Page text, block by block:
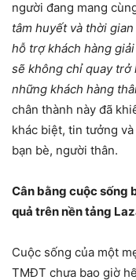
người đang mang
tâm huyết và thời
hỗ trợ khách hàng
sẽ không chỉ quay trở
những khách hàng
chân thành này đã
khác biệt, tin tưởng
bạn bè, người thân.
Cân bằng cuộc sống
quả trên nền tảng
Cuộc sống của một
TMĐT chưa bao giờ